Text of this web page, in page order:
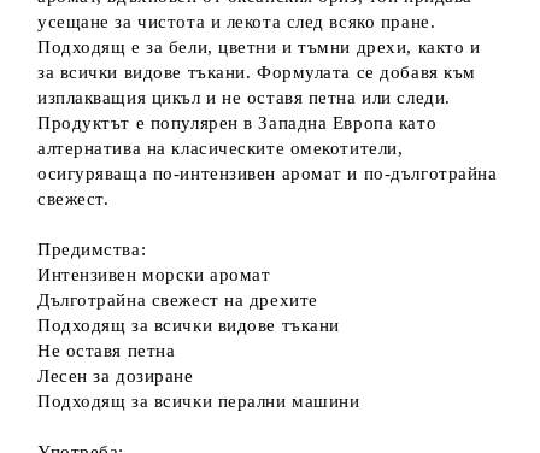
усещане за чистота и лекота след всяко пране.
Подходящ е за бели, цветни и тъмни дрехи, както и
за всички видове тъкани. Формулата се добавя към
изплакващия цикъл и не оставя петна или следи.
Продуктът е популярен в Западна Европа като
алтернатива на класическите омекотители,
осигуряваща по-интензивен аромат и по-дълготрайна
свежест.
Предимства:
Интензивен морски аромат
Дълготрайна свежест на дрехите
Подходящ за всички видове тъкани
Не оставя петна
Лесен за дозиране
Подходящ за всички перални машини